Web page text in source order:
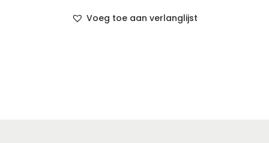
Voeg toe aan verlanglijst